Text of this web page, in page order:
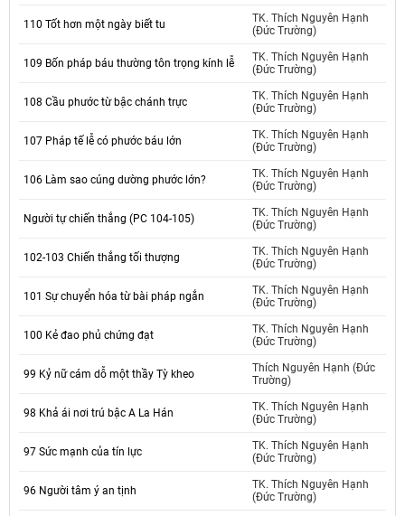
110 Tốt hơn một ngày biết tu
TK. Thích Nguyên Hạnh
(Đức Trường)
109 Bốn pháp báu thường tôn trọng kính lễ
TK. Thích Nguyên Hạnh
(Đức Trường)
108 Cầu phước từ bậc chánh trực
TK. Thích Nguyên Hạnh
(Đức Trường)
107 Pháp tế lễ có phước báu lớn
TK. Thích Nguyên Hạnh
(Đức Trường)
106 Làm sao cúng dường phước lớn?
TK. Thích Nguyên Hạnh
(Đức Trường)
Người tự chiến thắng (PC 104-105)
TK. Thích Nguyên Hạnh
(Đức Trường)
102-103 Chiến thắng tối thượng
TK. Thích Nguyên Hạnh
(Đức Trường)
101 Sự chuyển hóa từ bài pháp ngắn
TK. Thích Nguyên Hạnh
(Đức Trường)
100 Kẻ đao phủ chứng đạt
TK. Thích Nguyên Hạnh
(Đức Trường)
99 Kỷ nữ cám dỗ một thầy Tỳ kheo
Thích Nguyên Hạnh (Đức
Trường)
98 Khả ái nơi trú bậc A La Hán
TK. Thích Nguyên Hạnh
(Đức Trường)
97 Sức mạnh của tín lực
TK. Thích Nguyên Hạnh
(Đức Trường)
96 Người tâm ý an tịnh
TK. Thích Nguyên Hạnh
(Đức Trường)